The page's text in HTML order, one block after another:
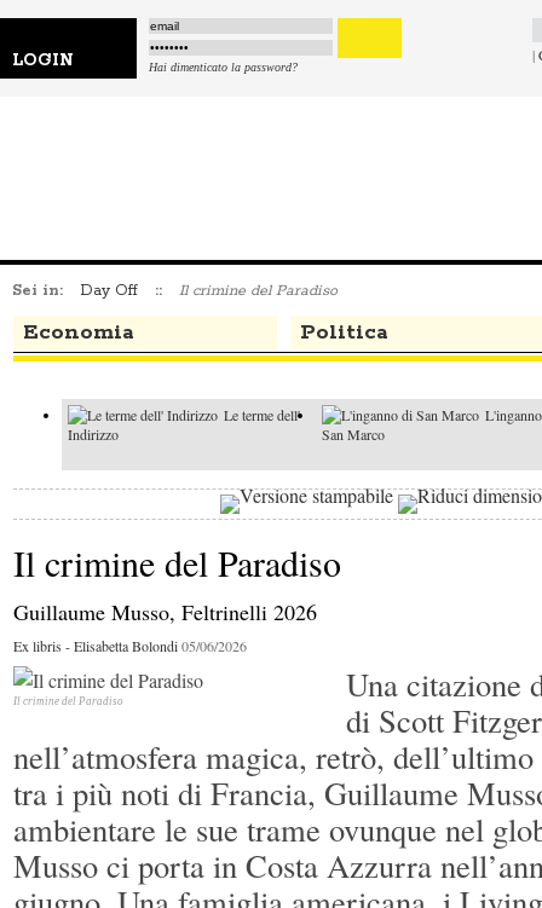
LOGIN Hai dimenticato la password?
|
Sei in: Day Off :: Il crimine del Paradiso
Economia Politica
Le terme dell'
Indirizzo
San Marco
Io sono Adele Il bar di Cinecittà
Il crimine del Paradiso
Guillaume Musso, Feltrinelli 2026
Ex libris - Elisabetta Bolondi05/06/2026
Il crimine del Paradiso
Una citazione
di Scott
nell’atmosfera magica, retrò,
tra i più noti di Francia, Guillaume
ambientare le sue trame ovunque nel
Musso ci porta in Costa Azzurra